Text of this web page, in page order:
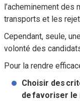
l’acheminement
transports et les
Cependant, seule,
volonté des
Pour la rendre
Choisir des
de favoriser